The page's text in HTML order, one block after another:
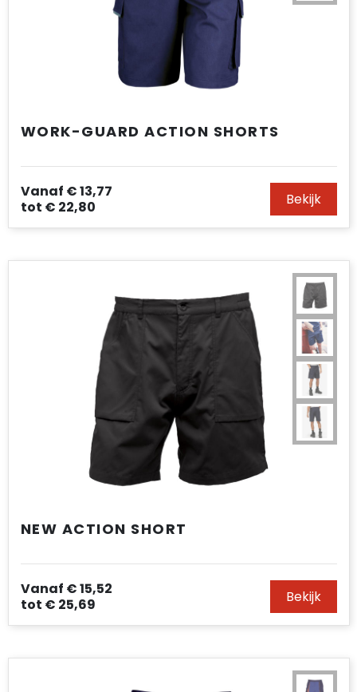
WORK-GUARD ACTION SHORTS
Vanaf € 13,77
tot € 22,80 Bekijk
NEW ACTION SHORT
Vanaf € 15,52
tot € 25,69 Bekijk